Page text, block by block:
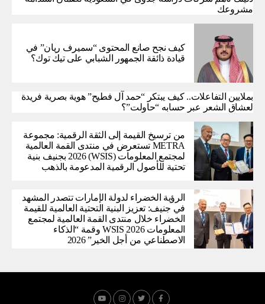
مشروعك
كيف نجح صانع المحتوى “سميرف ريان” في
قيادة ذائقة الجمهور الشبابي على تيك توك؟
بملايين التفاعلات.. كيف يبتكر “حمد آل فطيح” هوية بصرية فريدة
لعشاق الشعر عبر حسابه “حاولت”؟
من ترسيخ القيمة إلى الثقة الرقمية: مجموعة
METRA تستعرض في منتدى القمة العالمية
لمجتمع المعلومات (WSIS) 2026 بجنيف بنية
تحتية للأصول الرقمية المدعومة بالذهب
الرؤية الخضراء لدولة الإمارات تتصدر المشهد
في جنيف: تعزيز البنية التحتية العالمية للقيمة
الخضراء خلال منتدى القمة العالمية لمجتمع
المعلومات WSIS 2026 وقمة “الذكاء
الاصطناعي من أجل الخير” 2026